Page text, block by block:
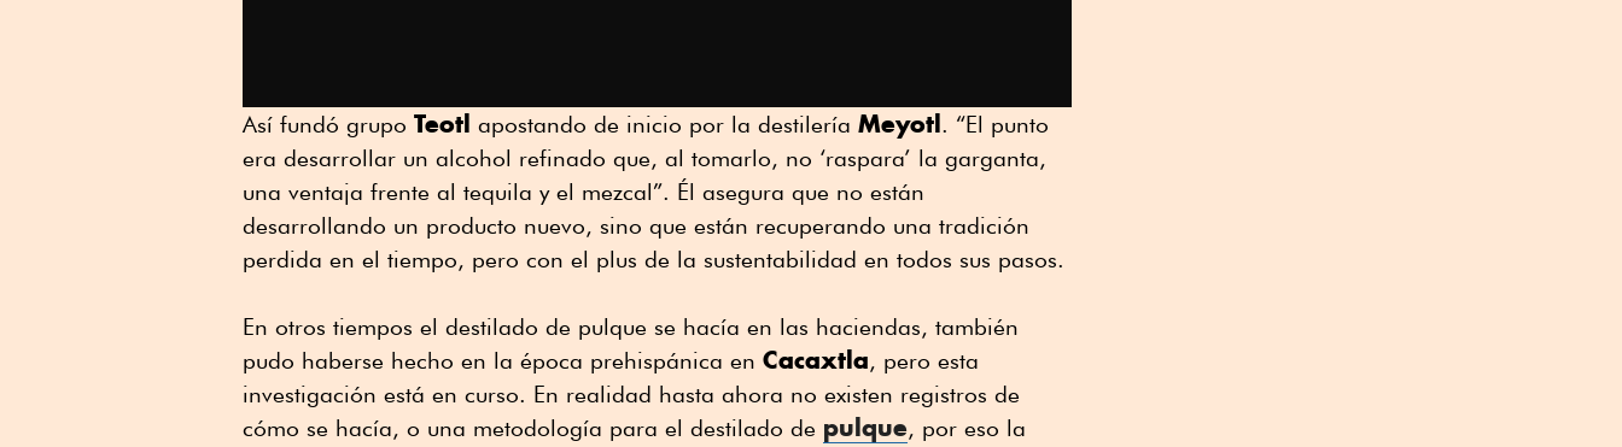
Así fundó grupo Teotl apostando de inicio por la destilería Meyotl. “El punto
era desarrollar un alcohol refinado que, al tomarlo, no ‘raspara’ la garganta,
una ventaja frente al tequila y el mezcal”. Él asegura que no están
desarrollando un producto nuevo, sino que están recuperando una tradición
perdida en el tiempo, pero con el plus de la sustentabilidad en todos sus pasos.
En otros tiempos el destilado de pulque se hacía en las haciendas, también
pudo haberse hecho en la época prehispánica en Cacaxtla, pero esta
investigación está en curso. En realidad hasta ahora no existen registros de
cómo se hacía, o una metodología para el destilado de pulque, por eso la